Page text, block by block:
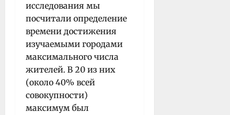
исследования мы
посчитали определение
времени достижения
изучаемыми городами
максимального числа
жителей. В 20 из них
(около 40% всей
совокупности)
максимум был